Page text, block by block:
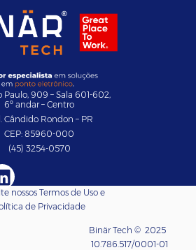
Paulo, 909 – Sala 601-602,
6º andar – Centro
Cândido Rondon – PR
CEP: 85960-000
(45) 3254-0570
nossos Termos de Uso e
de Privacidade
Binär Tech © 2025
10.786.517/0001-01